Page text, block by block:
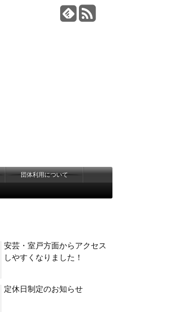
団体利用について
安芸・室戸方面からアクセス
しやすくなりました！
定休日制定のお知らせ